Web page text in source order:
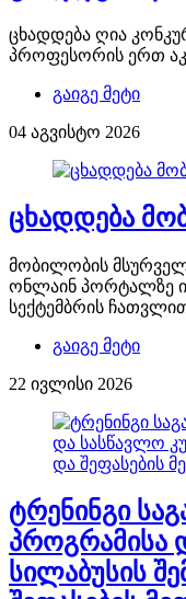
ცხადდება ღია
პროფესორის ერთ
გაიგე მეტი
04 აგვისტო 2026
ცხადდება
მობილობის
ონლაინ პორტალზე
სექტემბრის
გაიგე მეტი
22 ივლისი 2026
ტრენინგი
პროგრამისა
სილაბუსის